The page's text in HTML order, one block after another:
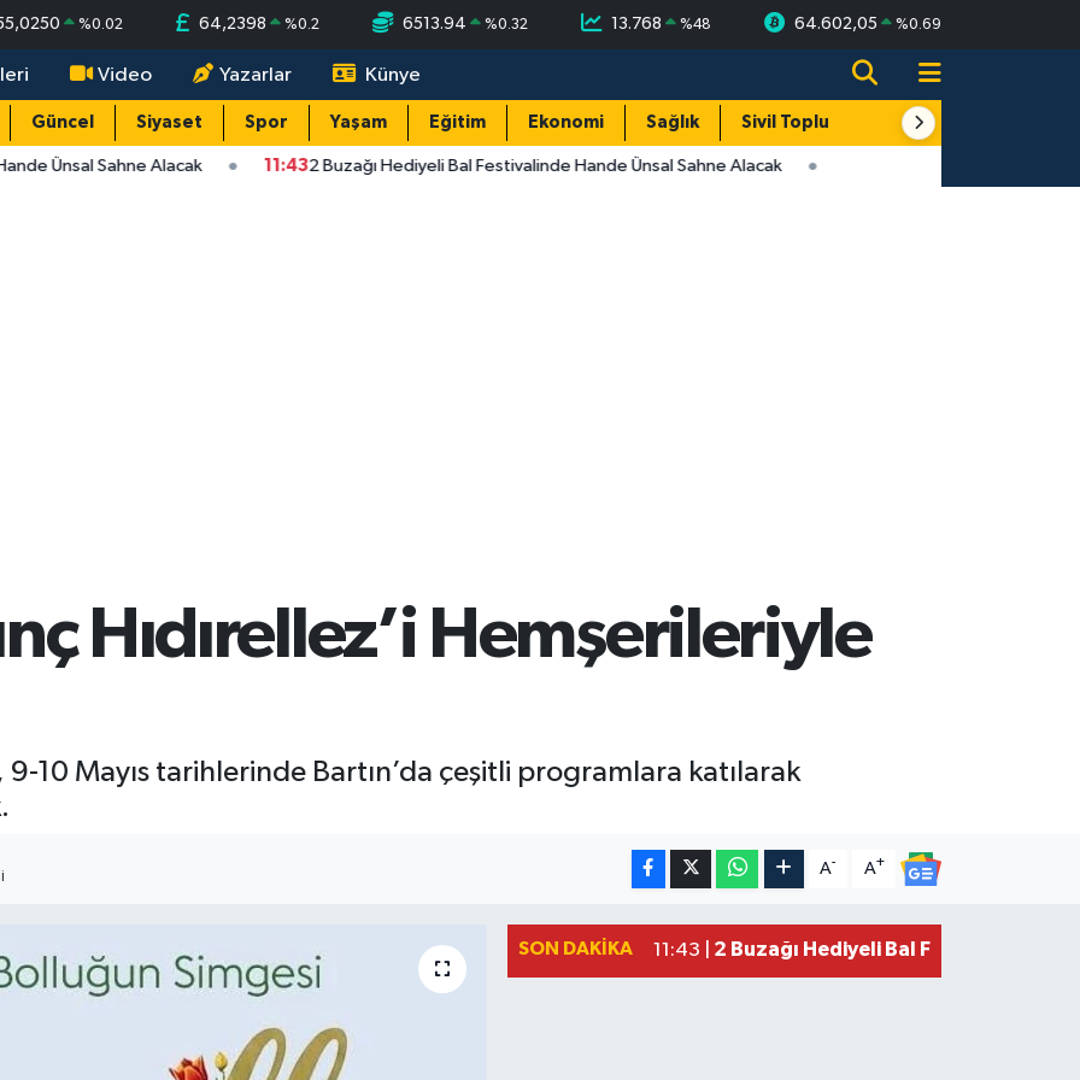
%0.02 64,2398 %0.2 6513.94 %0.32 13.768 %48 64.602,05 %0.69
Video Yazarlar Künye
Güncel Siyaset Spor Yaşam Eğitim Ekonomi Sağlık Sivil Toplum Turizm
Ünsal Sahne Alacak 11:432 Buzağı Hediyeli Bal Festivalinde Hande Ünsal Sahne Alacak
Hıdırellez’i Hemşerileriyle
9-10 Mayıs tarihlerinde Bartın’da çeşitli programlara katılarak
A- A+
SON DAKIKA 11:43 | 2 Buzağı Hediyeli Bal Festivalinde